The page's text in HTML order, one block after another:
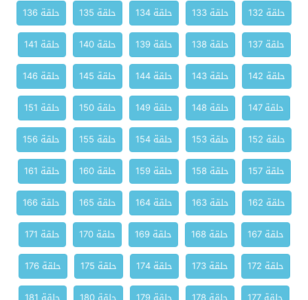
حلقة 132 حلقة 133 حلقة 134 حلقة 135
حلقة 136
حلقة 137
حلقة 138 حلقة 139 حلقة 140
حلقة 141
حلقة 142
حلقة 143 حلقة 144 حلقة 145
حلقة 146
حلقة 147
حلقة 148 حلقة 149 حلقة 150
حلقة 151
حلقة 152
حلقة 153 حلقة 154 حلقة 155
حلقة 156
حلقة 157
حلقة 158 حلقة 159 حلقة 160
حلقة 161
حلقة 162
حلقة 163 حلقة 164 حلقة 165
حلقة 166
حلقة 167
حلقة 168 حلقة 169 حلقة 170
حلقة 171
حلقة 172
حلقة 173 حلقة 174 حلقة 175
حلقة 176